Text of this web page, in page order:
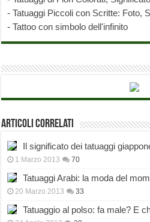
-Tatuaggi Piccoli con Scritte: Foto,
-Tattoo con simbolo dell'infinito
Articoli correlati
Il significato dei tatuaggi
1 Marzo 2013 70
Tatuaggi Arabi: la moda del
20 Marzo 2013 33
Tatuaggio al polso: fa male? E